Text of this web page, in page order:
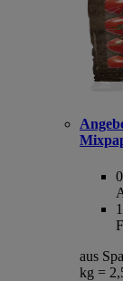
aus
kg =